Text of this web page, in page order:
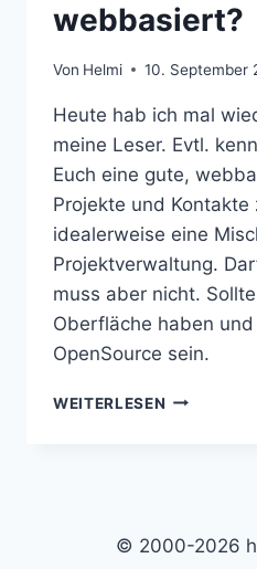
webbasiert?
Von Helmi 10. September
Heute hab ich mal
meine Leser. Evtl.
Euch eine gute,
Projekte und
idealerweise eine
Projektverwaltung.
muss aber nicht.
Oberfläche haben
OpenSource sein.
WEITERLESEN
© 2000-2026